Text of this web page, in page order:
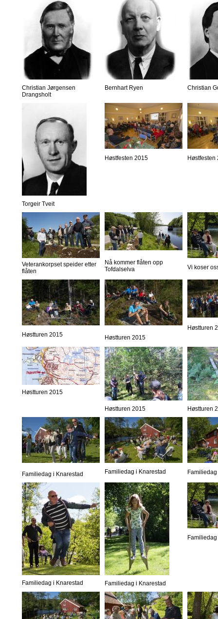
Christian Jørgensen
Drangsholt
Bernhart Ryen Christian
Torgeir Tveit
Høstfesten 2015 Høstfesten
Veterankorpset speider etter
flåten
Nå kommer flåten opp
Tofdalselva
Vi koser
Høstturen 2015 Høstturen 2015
Høstturen
Høstturen 2015
Høstturen 2015 Høstturen
Familiedag i Knarestad Familiedag i Knarestad
Familiedag i Knarestad Familiedag i Knarestad